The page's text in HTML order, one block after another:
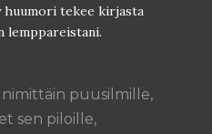
huumori tekee kirjasta
lemppareistani.
nimittäin puusilmille,
sen piloille,